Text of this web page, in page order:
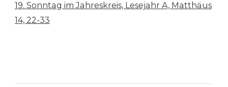
19. Sonntag im Jahreskreis, Lesejahr A, Matthäus
14, 22-33